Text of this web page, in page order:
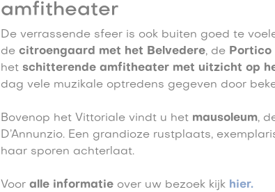
amfitheater
De verrassende sfeer is ook buiten goed te
decitroengaard met het Belvedere, de Portico
het schitterende amfitheater met uitzicht op
dag vele muzikale optredens gegeven door
Bovenop het Vittoriale vindt u het mausoleum,
D’Annunzio. Een grandioze rustplaats,
haar sporen achterlaat.
Voor alle informatieover uw bezoek kijkhier.